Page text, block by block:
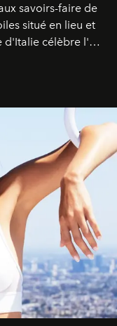
savoirs-faire de
situé en lieu et
d'Italie célèbre l'art
intemporelle.